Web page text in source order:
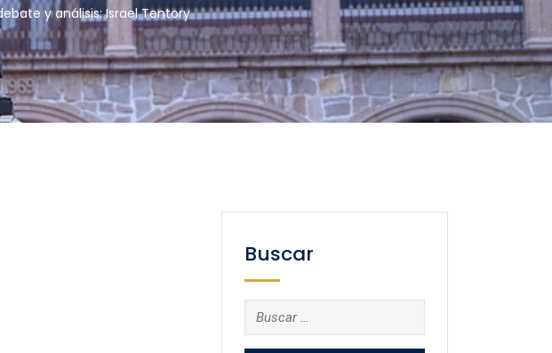
y análisis: Israel Tentory
Buscar
Buscar: